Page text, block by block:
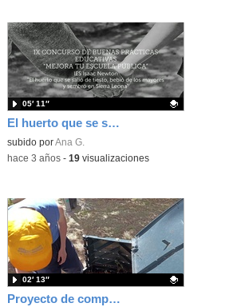
El huerto que se salió del tiesto
Contenido educativo.
subido porAna G.
05′ 11″
-hace 3 años- 19visualizaciones
Proyecto de compostaje "Compost-Diver"
02′ 13″